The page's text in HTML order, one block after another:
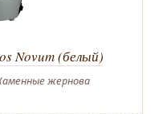
Novum (белый)
жернова